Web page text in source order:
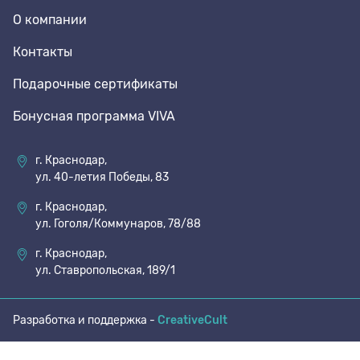
О компании
Контакты
Подарочные сертификаты
Бонусная программа VIVA
г. Краснодар,
ул. 40-летия Победы, 83
г. Краснодар,
ул. Гоголя/Коммунаров, 78/88
г. Краснодар,
ул. Ставропольская, 189/1
Разработка и поддержка - CreativeCult
8 den
Полустельки
Растяжитель и Очиститель
Рожки